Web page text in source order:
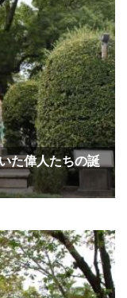
た偉人たちの誕